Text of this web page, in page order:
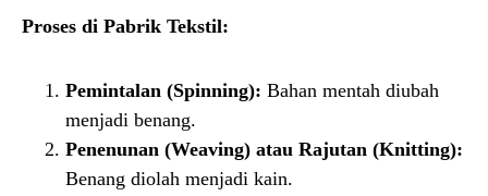
Proses di Pabrik Tekstil:
Pemintalan (Spinning): Bahan mentah diubah
menjadi benang.
Penenunan (Weaving) atau Rajutan (Knitting):
Benang diolah menjadi kain.